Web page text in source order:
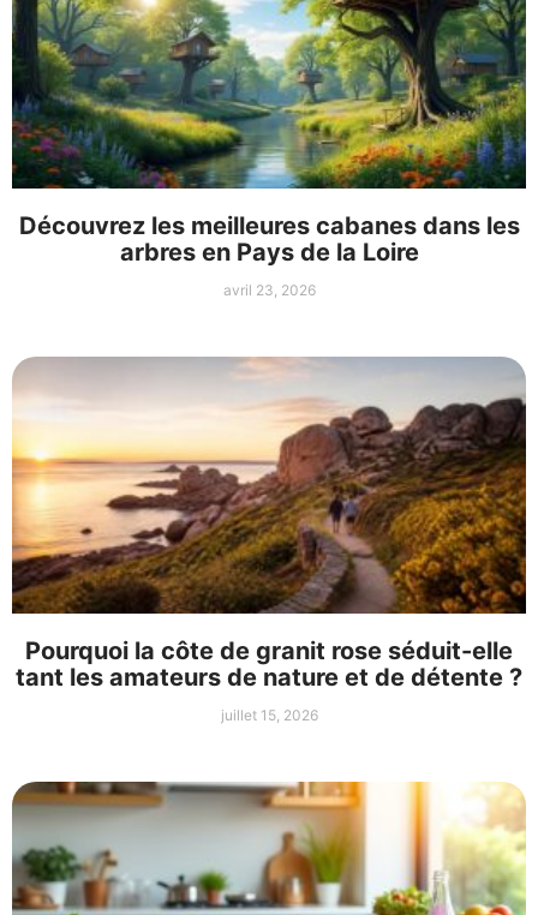
Découvrez les meilleures cabanes dans les
arbres en Pays de la Loire
avril 23, 2026
Pourquoi la côte de granit rose séduit-elle
tant les amateurs de nature et de détente ?
juillet 15, 2026